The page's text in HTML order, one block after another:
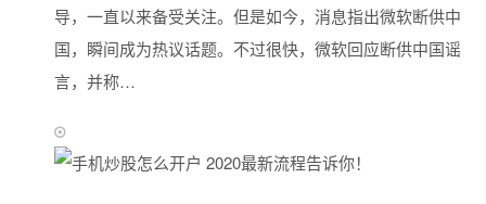
导，一直以来备受关注。但是如今，消息指出微软断供中
国，瞬间成为热议话题。不过很快，微软回应断供中国谣
言，并称…